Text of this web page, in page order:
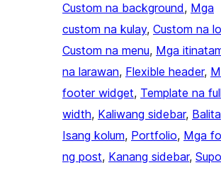
Custom na background, Mga
custom na kulay, Custom na
Custom na menu, Mga
na larawan, Flexible header,
footer widget, Template na full
width, Kaliwang sidebar, Balita
Isang kolum, Portfolio, Mga
ng post, Kanang sidebar,